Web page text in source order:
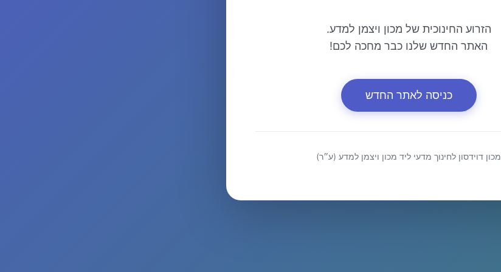
הזרוע החינוכית של מכון ויצמן למדע.
האתר החדש שלנו כבר מחכה לכם!
כניסה לאתר החדש
מכון דוידסון לחינוך מדעי ליד מכון ויצמן למדע (ע״ר)